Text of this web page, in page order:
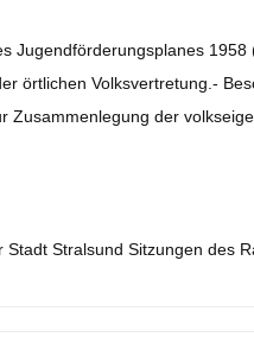
Jugendförderungsplanes 1958
örtlichen Volksvertretung.-
Zusammenlegung der
Stralsund Sitzungen des